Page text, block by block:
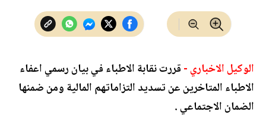
الوكيل الاخباري -قررت نقابة الاطباء في بيان رسمي اعفاء
الاطباء المتاخرين عن تسديد التزاماتهم المالية ومن ضمنها
الضمان الاجتماعي .